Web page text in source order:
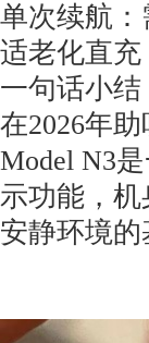
单次续航
适老化直充
一句话小
在2026年
Model N3
示功能，
安静环境